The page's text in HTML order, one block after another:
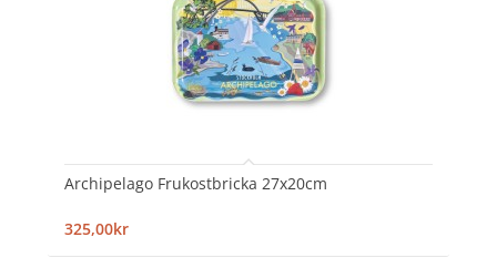
Archipelago Frukostbricka 27x20cm
325,00kr